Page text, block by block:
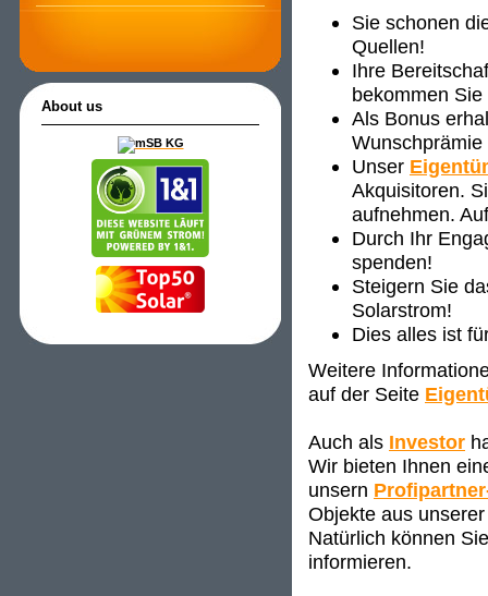
About us
Sie schonen
Quellen!
Ihre
bekommen
Als Bonus
Unser
Akquisitoren.
aufnehmen.
Durch Ihr
spenden!
Steigern Sie
Solarstrom!
Dies alles ist
Weitere
auf der Seite
Auch als Investor
Wir bieten Ihnen
unsern
Objekte aus
Natürlich können
informieren.